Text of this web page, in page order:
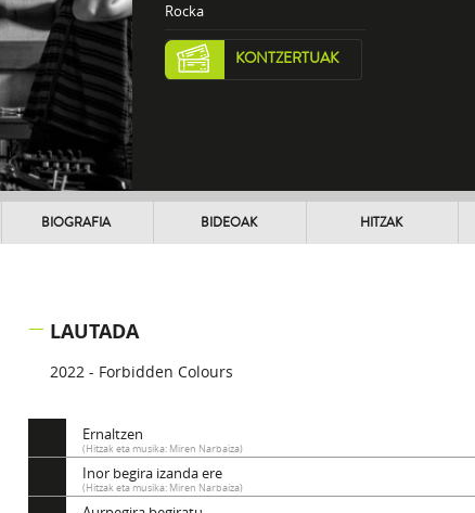
Rocka
KONTZERTUAK
BIOGRAFIA BIDEOAK HITZAK
LAUTADA
2022 - Forbidden Colours
Ernaltzen
(Hitzak eta musika: Miren Narbaiza)
Inor begira izanda ere
(Hitzak eta musika: Miren Narbaiza)